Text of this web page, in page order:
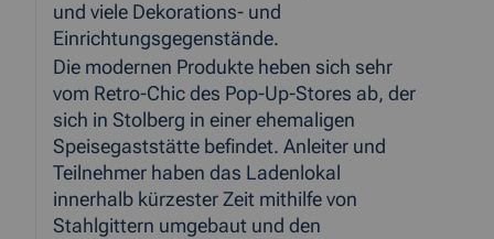
und viele Dekorations- und
Einrichtungsgegenstände.
Die modernen Produkte heben sich sehr
vom Retro-Chic des Pop-Up-Stores ab, der
sich in Stolberg in einer ehemaligen
Speisegaststätte befindet. Anleiter und
Teilnehmer haben das Ladenlokal
innerhalb kürzester Zeit mithilfe von
Stahlgittern umgebaut und den